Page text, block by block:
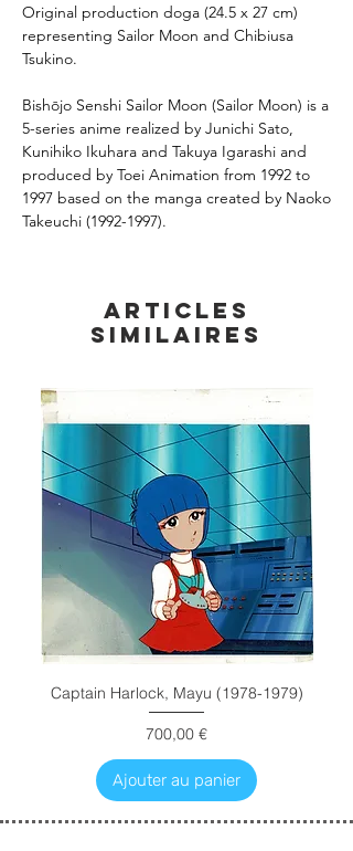
Original production doga (24.5 x 27 cm)
representing Sailor Moon and Chibiusa
Tsukino.
Bishōjo Senshi Sailor Moon (Sailor Moon) is a
5-series anime realized by Junichi Sato,
Kunihiko Ikuhara and Takuya Igarashi and
produced by Toei Animation from 1992 to
1997 based on the manga created by Naoko
Takeuchi (1992-1997).
Articles
similaires
Captain Harlock, Mayu (1978-1979)
Prix
700,00 €
Ajouter au panier